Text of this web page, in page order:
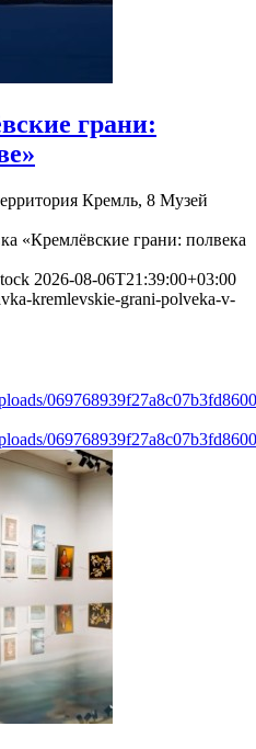
грани:
Кремль, 8 Музей
«Кремлёвские грани: полвека
2026-08-06T21:39:00+03:00
kremlevskie-grani-polveka-v-